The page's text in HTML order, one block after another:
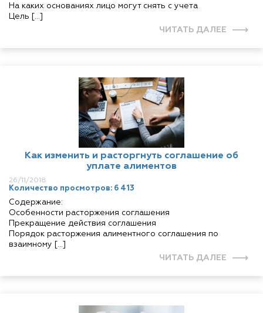
На каких основаниях лицо могут снять с учета
Цель […]
ЧИТАТЬ ДАЛЕЕ
Как изменить и расторгнуть соглашение об
уплате алиментов
26/11/2018
Количество просмотров: 6 413
Содержание:
Особенности расторжения соглашения
Прекращение действия соглашения
Порядок расторжения алиментного соглашения по
взаимному […]
ЧИТАТЬ ДАЛЕЕ